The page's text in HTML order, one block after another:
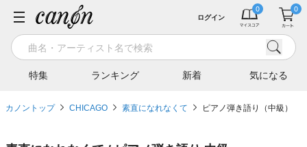
特集 ランキング 新着 気になる
ログイン
カノントップ CHICAGO 素直になれなくて ピアノ弾き語り（中級）